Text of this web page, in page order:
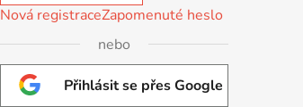
Nová registraceZapomenuté heslo
nebo
Přihlásit se přes Google